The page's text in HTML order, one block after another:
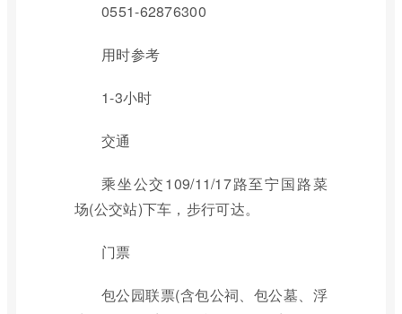
0551-62876300
用时参考
1-3小时
交通
乘坐公交109/11/17路至宁国路菜
场(公交站)下车，步行可达。
门票
包公园联票(含包公祠、包公墓、浮